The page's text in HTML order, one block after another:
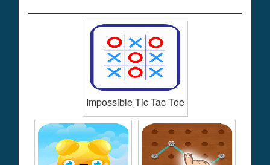
Impossible Tic Tac Toe